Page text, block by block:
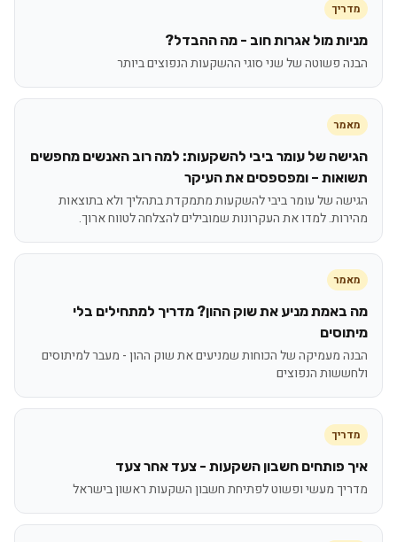
מדריך
מניות מול אגרות חוב - מה ההבדל?
הבנה פשוטה של שני סוגי ההשקעות הנפוצים ביותר
מאמר
הגישה של עומר ביבי להשקעות: למה רוב האנשים מחפשים
תשואות – ומפספסים את העיקר
הגישה של עומר ביבי להשקעות מתמקדת בתהליך ולא בתוצאות
מהירות. למדו את העקרונות שמובילים להצלחה לטווח ארוך.
מאמר
מה באמת מניע את שוק ההון? מדריך למתחילים בלי
מיתוסים
הבנה מעמיקה של הכוחות שמניעים את שוק ההון - מעבר למיתוסים
ולחששות הנפוצים
מדריך
איך פותחים חשבון השקעות - צעד אחר צעד
מדריך מעשי ופשוט לפתיחת חשבון השקעות ראשון בישראל